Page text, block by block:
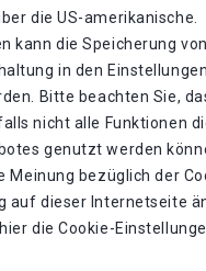
die US-amerikanische.
kann die Speicherung
in den
Bitte beachten Sie,
nicht alle Funktionen
genutzt werden
Meinung bezüglich der
auf dieser Internetseite
die Cookie-